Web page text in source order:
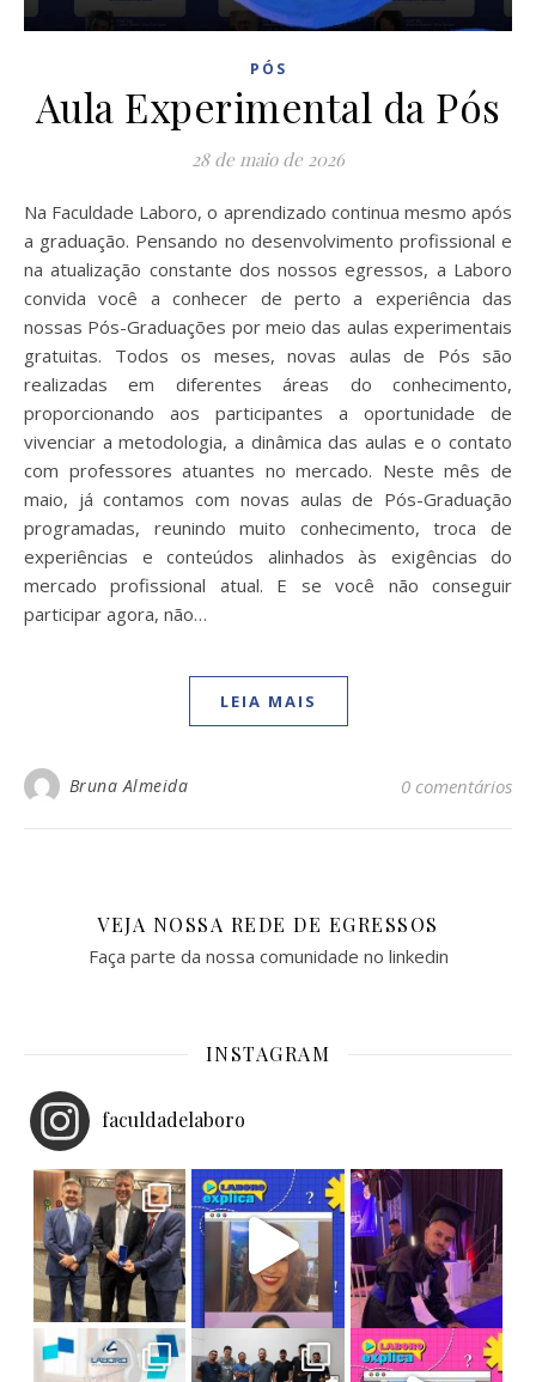
PÓS
Aula Experimental da Pós
28 de maio de 2026
Na Faculdade Laboro, o aprendizado continua mesmo após
a graduação. Pensando no desenvolvimento profissional e
na atualização constante dos nossos egressos, a Laboro
convida você a conhecer de perto a experiência das
nossas Pós-Graduações por meio das aulas experimentais
gratuitas. Todos os meses, novas aulas de Pós são
realizadas em diferentes áreas do conhecimento,
proporcionando aos participantes a oportunidade de
vivenciar a metodologia, a dinâmica das aulas e o contato
com professores atuantes no mercado. Neste mês de
maio, já contamos com novas aulas de Pós-Graduação
programadas, reunindo muito conhecimento, troca de
experiências e conteúdos alinhados às exigências do
mercado profissional atual. E se você não conseguir
participar agora, não…
LEIA MAIS
Bruna Almeida 0 comentários
VEJA NOSSA REDE DE EGRESSOS
Faça parte da nossa comunidade no linkedin
INSTAGRAM
faculdadelaboro
Homenagem e Reconhecimento!
O pro Laboro Explica: Saiba tudo sobre Bacharel Ex-aluno Laboro conquistando grandes voos!
Faça Pós na Laboro! As aulas deste mês
Tecnologia e Solidariedade em Ação!
**LABORO EXPLICA: O QUE SIGNIFICA SER NOTA